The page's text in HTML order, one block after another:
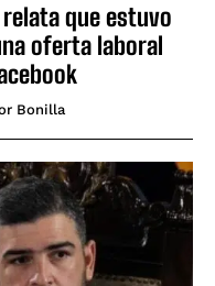
que estuvo
oferta laboral
Bonilla